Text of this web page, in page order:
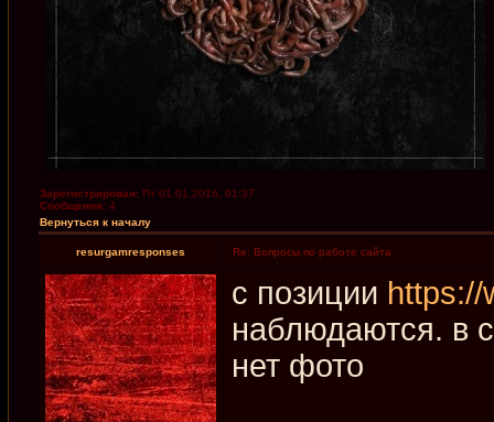
Зарегистрирован: Пт 01.01.2016, 01:37
Сообщения: 4
Вернуться к началу
resurgamresponses Re: Вопросы по работе сайта
с позиции https://
наблюдаются. в
нет фото